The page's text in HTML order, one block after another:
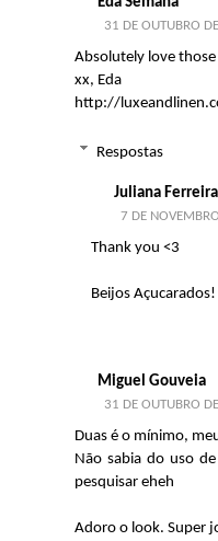
31 DE OUTUBRO
Absolutely love
xx, Eda
http://
Respostas
Juliana Ferreira
7 DE
Thank you <3
Beijos Açucarados!
Miguel Gouveia
31 DE OUTUBRO
Duas é o mínimo,
Não sabia do uso
pesquisar eheh
Adoro o look. Super